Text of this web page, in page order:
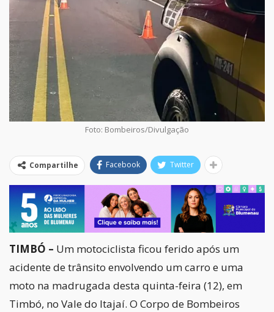
Foto: Bombeiros/Divulgação
Compartilhe Facebook Twitter
TIMBÓ – Um motociclista ficou ferido após um
acidente de trânsito envolvendo um carro e uma
moto na madrugada desta quinta-feira (12), em
Timbó, no Vale do Itajaí. O Corpo de Bombeiros